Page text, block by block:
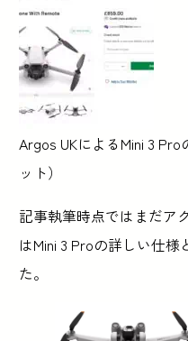
Argos UKによるMini 3
ット）
記事執筆時点ではまだア
はMini 3 Proの詳しい仕
た。